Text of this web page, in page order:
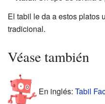
El tabil le da a estos platos
tradicional.
Véase también
En inglés: Tabil